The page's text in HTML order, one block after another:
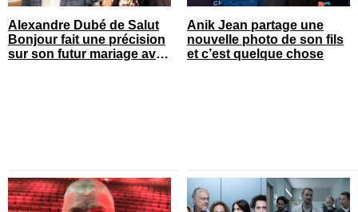
Alexandre Dubé de Salut
Bonjour fait une précision
sur son futur mariage avec
Anik Jean partage une
nouvelle photo de son fils
et c’est quelque chose